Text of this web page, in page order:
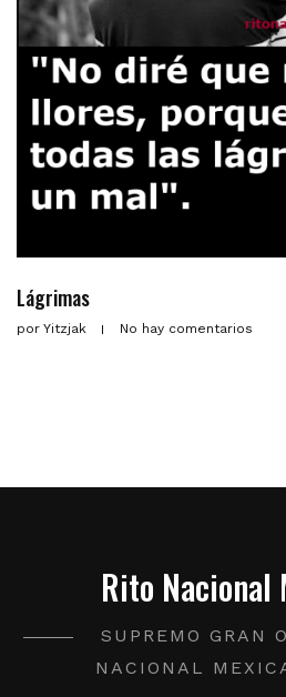
Lágrimas
por Yitzjak No hay comentarios
Rito Nacional
SUPREMO GRAN
NACIONAL